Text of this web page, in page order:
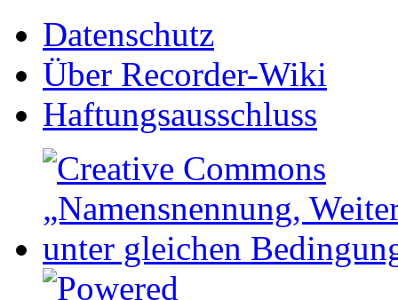
Datenschutz
Über Recorder-Wiki
Haftungsausschluss